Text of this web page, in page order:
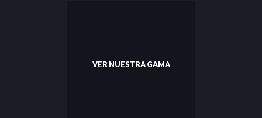
VER NUESTRA GAMA